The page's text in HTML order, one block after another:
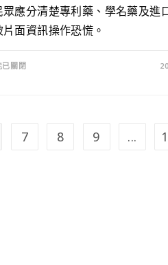
應分清楚專利藥、學名藥及進
面資訊操作恐慌。
關閉
7 8 9 ...